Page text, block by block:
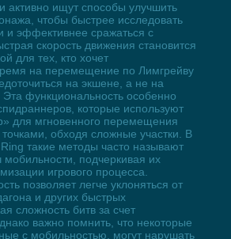
активно ищут способы улучшить
чтобы быстрее исследовать
и эффективнее сражаться с
скорость движения становится
для тех, кто хочет
на перемещение по Лимгрейву
на экшене, а не на
Эта функциональность особенно
которые используют
для мгновенного перемещения
обходя сложные участки. В
такие методы часто называют
мобильности, подчеркивая их
игрового процесса.
позволяет легче уклоняться от
и других быстрых
сложность битв за счет
важно помнить, что некоторые
с мобильностью, могут нарушать